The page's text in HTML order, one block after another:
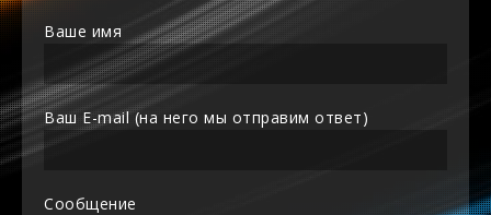
Ваше имя
Ваш E-mail (на него мы отправим ответ)
Сообщение